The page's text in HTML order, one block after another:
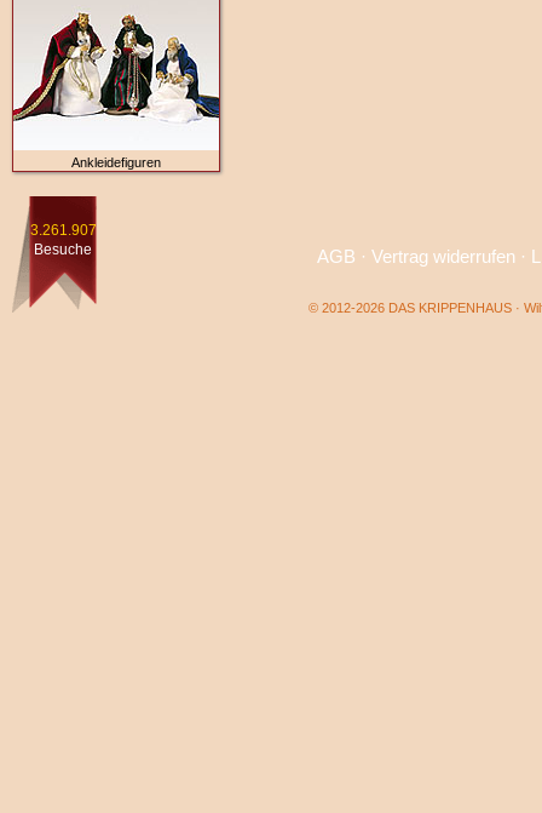
Ankleidefiguren
3.261.907
Besuche
AGB · Vertrag widerrufen·
© 2012-2026 DAS KRIPPENHAUS ·